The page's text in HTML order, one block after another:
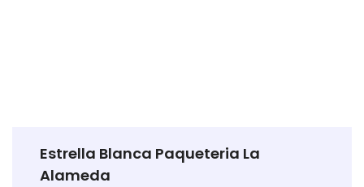
Estrella Blanca Paqueteria La
Alameda